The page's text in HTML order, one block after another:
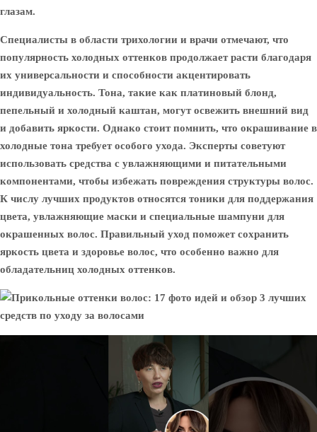
глазам.
Специалисты в области трихологии и врачи отмечают, что
популярность холодных оттенков продолжает расти благодаря
их универсальности и способности акцентировать
индивидуальность. Тона, такие как платиновый блонд,
пепельный и холодный каштан, могут освежить внешний вид
и добавить яркости. Однако стоит помнить, что окрашивание в
холодные тона требует особого ухода. Эксперты советуют
использовать средства с увлажняющими и питательными
компонентами, чтобы избежать повреждения структуры волос.
К числу лучших продуктов относятся тоники для поддержания
цвета, увлажняющие маски и специальные шампуни для
окрашенных волос. Правильный уход поможет сохранить
яркость цвета и здоровье волос, что особенно важно для
обладательниц холодных оттенков.